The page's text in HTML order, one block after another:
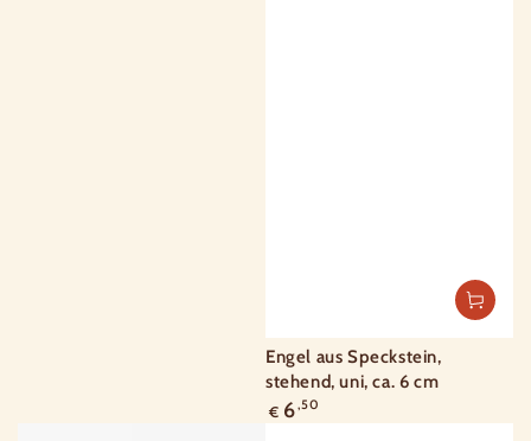
Engel aus Speckstein,
stehend, uni, ca. 6 cm
Regulärer
Preis
€ 6,50